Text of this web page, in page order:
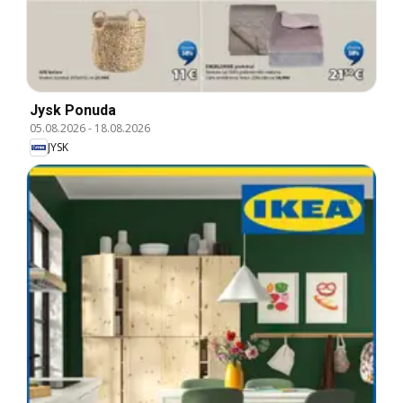
Jysk Ponuda
05.08.2026- 18.08.2026
JYSK